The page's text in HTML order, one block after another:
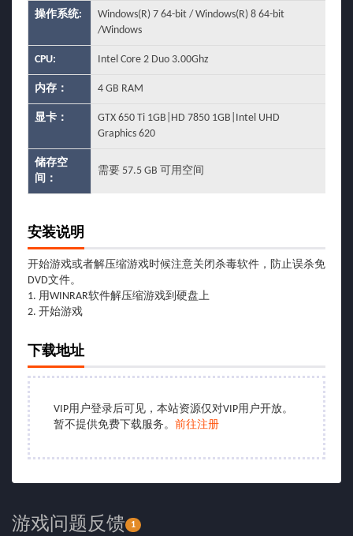
操作系统:
Windows(R) 7 64-bit / Windows(R) 8 64-bit
/Windows
CPU: Intel Core 2 Duo 3.00Ghz
内存： 4 GB RAM
显卡：
GTX 650 Ti 1GB|HD 7850 1GB|Intel UHD
Graphics 620
储存空
间：
需要 57.5 GB 可用空间
安装说明
开始游戏或者解压缩游戏时候注意关闭杀毒软件，防止误杀免
DVD文件。
1. 用WINRAR软件解压缩游戏到硬盘上
2. 开始游戏
下载地址
VIP用户登录后可见，本站资源仅对VIP用户开放。
暂不提供免费下载服务。 前往注册
游戏问题反馈 1